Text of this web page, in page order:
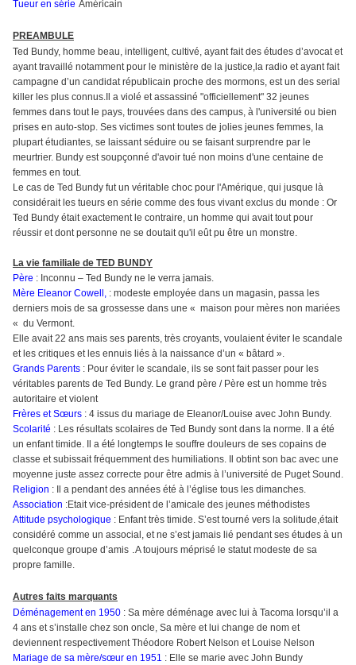
Tueur en série Américain
PREAMBULE
Ted Bundy, homme beau, intelligent, cultivé, ayant fait des études d’avocat et
ayant travaillé notamment pour le ministère de la justice,la radio et ayant fait
campagne d’un candidat républicain proche des mormons, est un des serial
killer les plus connus.Il a violé et assassiné "officiellement" 32 jeunes
femmes dans tout le pays, trouvées dans des campus, à l'université ou bien
prises en auto-stop. Ses victimes sont toutes de jolies jeunes femmes, la
plupart étudiantes, se laissant séduire ou se faisant surprendre par le
meurtrier. Bundy est soupçonné d'avoir tué non moins d'une centaine de
femmes en tout.
Le cas de Ted Bundy fut un véritable choc pour l'Amérique, qui jusque là
considérait les tueurs en série comme des fous vivant exclus du monde : Or
Ted Bundy était exactement le contraire, un homme qui avait tout pour
réussir et dont personne ne se doutait qu'il eût pu être un monstre.
La vie familiale de TED BUNDY
Père : Inconnu – Ted Bundy ne le verra jamais.
Mère Eleanor Cowell, : modeste employée dans un magasin, passa les
derniers mois de sa grossesse dans une « maison pour mères non mariées
« du Vermont.
Elle avait 22 ans mais ses parents, très croyants, voulaient éviter le scandale
et les critiques et les ennuis liés à la naissance d’un « bâtard ».
Grands Parents : Pour éviter le scandale, ils se sont fait passer pour les
véritables parents de Ted Bundy. Le grand père / Père est un homme très
autoritaire et violent
Frères et Sœurs : 4 issus du mariage de Eleanor/Louise avec John Bundy.
Scolarité : Les résultats scolaires de Ted Bundy sont dans la norme. Il a été
un enfant timide. Il a été longtemps le souffre douleurs de ses copains de
classe et subissait fréquemment des humiliations. Il obtint son bac avec une
moyenne juste assez correcte pour être admis à l’université de Puget Sound.
Religion : Il a pendant des années été à l’église tous les dimanches.
Association :Etait vice-président de l’amicale des jeunes méthodistes
Attitude psychologique : Enfant très timide. S’est tourné vers la solitude,était
considéré comme un associal, et ne s’est jamais lié pendant ses études à un
quelconque groupe d’amis A toujours méprisé le statut modeste de sa
propre famille.
Autres faits marquants
Déménagement en 1950 : Sa mère déménage avec lui à Tacoma lorsqu’il a
4 ans et s’installe chez son oncle, Sa mère et lui change de nom et
deviennent respectivement Théodore Robert Nelson et Louise Nelson
Mariage de sa mère/sœur en 1951 : Elle se marie avec John Bundy